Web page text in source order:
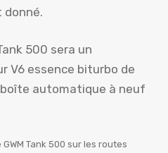
donné.
500 sera un
V6 essence biturbo de
automatique à neuf
Tank 500 sur les routes